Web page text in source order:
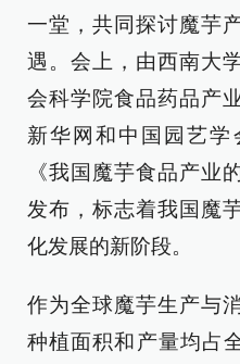
一堂，共同探讨魔芋
遇。会上，由西南大
会科学院食品药品产
新华网和中国园艺
《我国魔芋食品产业
发布，标志着我国魔
化发展的新阶段。
作为全球魔芋生产与
种植面积和产量均占